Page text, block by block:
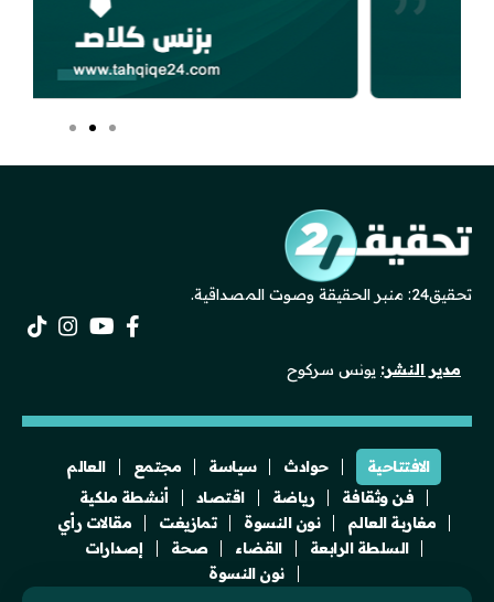
تحقيق24: منبر الحقيقة وصوت المصداقية.
مدير النشر: يونس سركوح
الافتتاحية حوادث سياسة مجتمع
العالم
فن وثقافة
رياضة اقتصاد
أنشطة ملكية
مغاربة العالم
نون النسوة تمازيغت
مقالات رأي
السلطة الرابعة
القضاء صحة
إصدارات
نون النسوة